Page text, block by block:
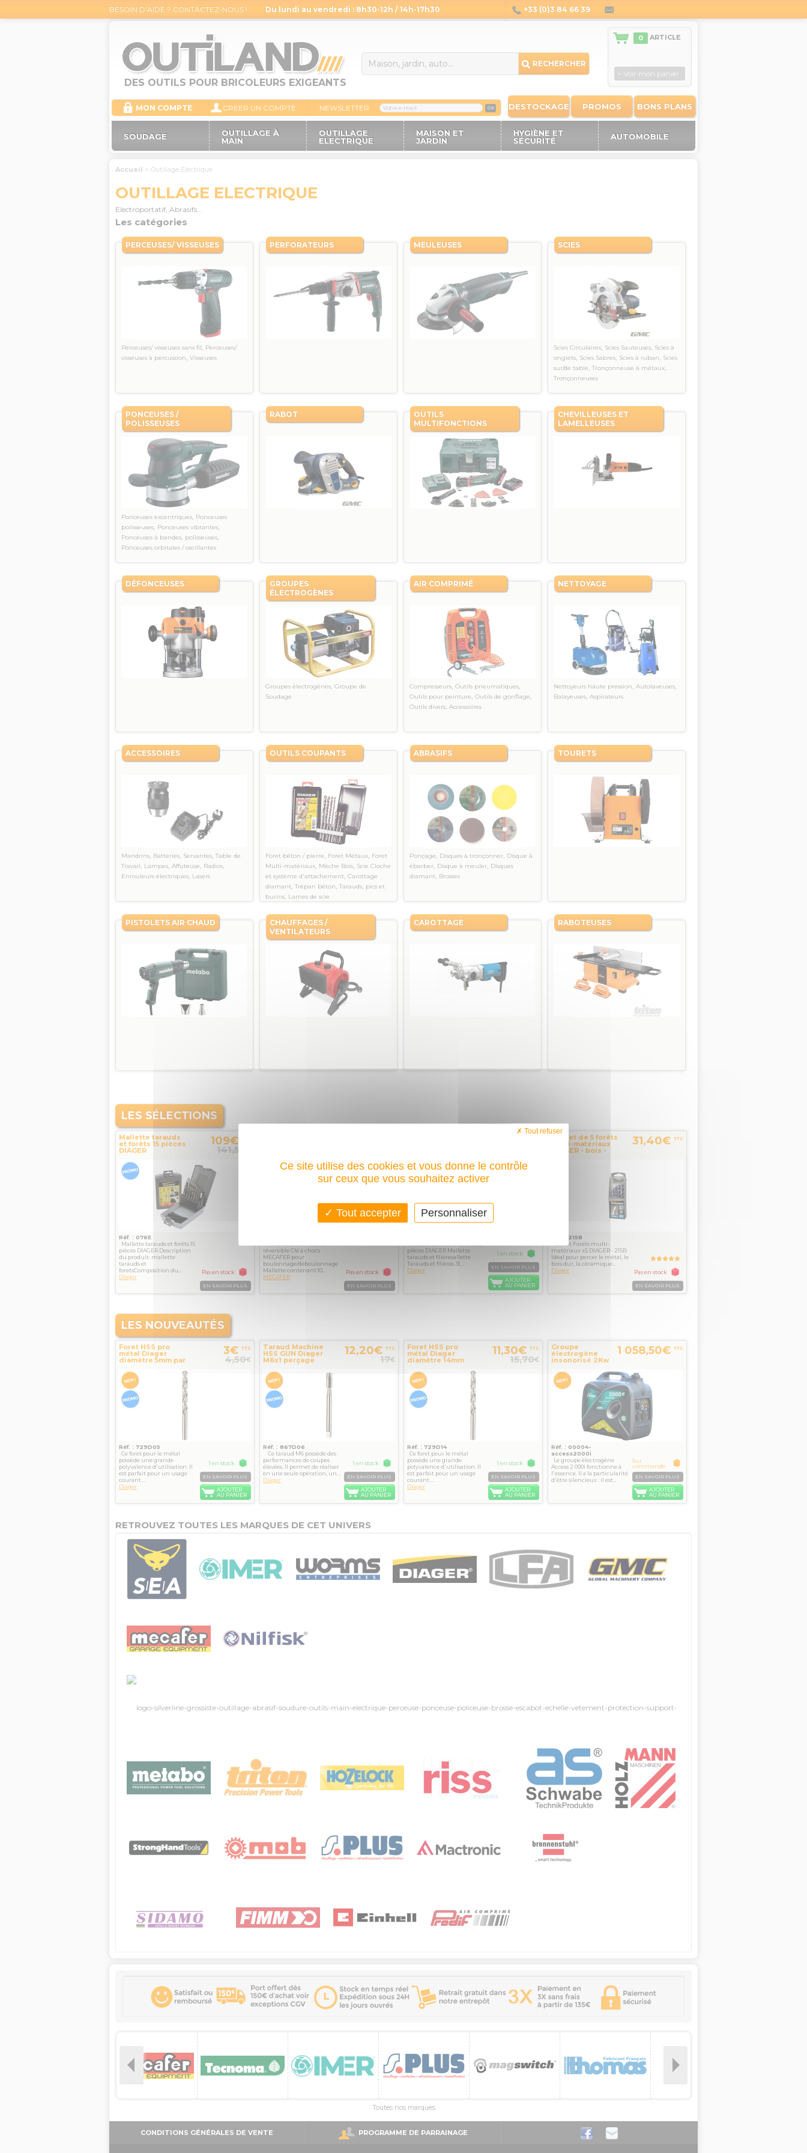
BESOIN D’AIDE ? CONTACTEZ-NOUS ! Du lundi au vendredi : 8h30-12h / 14h-17h30 +33 (0)3 84 66 39
DES OUTILS POUR BRICOLEURS EXIGEANTS
DESTOCKAGE PROMOS BONS PLANS
MON COMPTE CREER UN COMPTE NEWSLETTER OK
RECHERCHER
0 ARTICLE
> Voir mon panier
SOUDAGE
OUTILLAGE À
MAIN
OUTILLAGE
ELECTRIQUE
MAISON ET
JARDIN
HYGIÈNE ET
SÉCURITÉ
AUTOMOBILE
Accueil > Outillage Electrique
OUTILLAGE ELECTRIQUE
Electroportatif, Abrasifs...
Les catégories
PERCEUSES/ VISSEUSES
Perceuses/ visseuses sans fil, Perceuses/
visseuses à percussion, Visseuses
PERFORATEURS MEULEUSES SCIES
Scies Circulaires, Scies Sauteuses, Scies à
onglets, Scies Sabres, Scies à ruban, Scies
sur/de table, Tronçonneuse à métaux,
Tronçonneuses
PONCEUSES /
POLISSEUSES
Ponceuses excentriques, Ponceuses
polisseuses, Ponceuses vibrantes,
Ponceuses à bandes, polisseuses,
Ponceuses orbitales / oscillantes
RABOT
OUTILS
MULTIFONCTIONS
CHEVILLEUSES ET
LAMELLEUSES
DÉFONCEUSES
GROUPES
ÉLECTROGÈNES
Groupes électrogènes, Groupe de
Soudage
AIR COMPRIMÉ
Compresseurs, Outils pneumatiques,
Outils pour peinture, Outils de gonflage,
Outils divers, Accessoires
NETTOYAGE
Nettoyeurs haute pression, Autolaveuses,
Balayeuses, Aspirateurs
ACCESSOIRES
Mandrins, Batteries, Servantes, Table de
Travail, Lampes, Affuteuse, Radios,
Enrouleurs électriques, Lasers
OUTILS COUPANTS
Foret béton / pierre, Foret Métaux, Foret
Multi-matériaux, Mèche Bois, Scie Cloche
et système d'attachement, Carottage
diamant, Trépan béton, Tarauds, pics et
burins, Lames de scie
ABRASIFS
Ponçage, Disques à tronçonner, Disque à
ébarber, Disque à meuler, Disques
diamant, Brosses
TOURETS
PISTOLETS AIR CHAUD
CHAUFFAGES /
VENTILATEURS
CAROTTAGE RABOTEUSES
LES SÉLECTIONS
Mallette tarauds
et forêts 15 pièces
DIAGER
109€
141,50
Réf. : 076E
Mallette tarauds et forêts 15
pièces DIAGER Description
du produit: mallette
tarauds et
foretsComposition du...
Diager
Pas en stock
EN SAVOIR PLUS
réversible Clé à chocs
MECAFER pour
boulonnage/déboulonnage
Mallette contenant:10...
MECAFER
Pas en stock
EN SAVOIR PLUS
pièces DIAGER Mallette
tarauds et filièresallette
Tarauds et filières 31...
Diager
1 en stock
EN SAVOIR PLUS
AJOUTER
AU PANIER
Coffret de 5 forêts
multi-matériaux
DIAGER - bois -
31,40€ TTC
Réf. : 215B
Coffret Forets multi-
matériaux x5 DIAGER - 215B
Idéal pour percer le métal, le
bois dur, la céramique...
Diager
Pas en stock
EN SAVOIR PLUS
LES NOUVEAUTÉS
Foret HSS pro
métal Diager
diamètre 5mm par
3€ TTC
4,50€
Réf. : 729D05
Ce foret pour le métal
possède une grande
polyvalence d'utilisation. Il
est parfait pour un usage
courant....
Diager
1 en stock
EN SAVOIR PLUS
AJOUTER
AU PANIER
Taraud Machine
HSS GUN Diager
M6x1 perçage
12,20€ TTC
17€
Réf. : 867D06
Ce taraud M6 possède des
performances de coupes
élevées. Il permet de réaliser
en une seule opération, un...
Diager
1 en stock
EN SAVOIR PLUS
AJOUTER
AU PANIER
Foret HSS pro
métal Diager
diamètre 14mm
11,30€ TTC
15,70€
Réf. : 729D14
Ce foret pour le métal
possède une grande
polyvalence d'utilisation. Il
est parfait pour un usage
courant....
Diager
1 en stock
EN SAVOIR PLUS
AJOUTER
AU PANIER
Groupe
électrogène
insonorisé 2Kw
Access 2000i
WORMS
1 058,50€ TTC
Réf. : 00004-
access2000i
Le groupe électrogène
Access 2 000i fonctionne à
l'essence. Il a la particularité
d'être silencieux : il est...
Sur
commande
EN SAVOIR PLUS
AJOUTER
AU PANIER
RETROUVEZ TOUTES LES MARQUES DE CET UNIVERS
Toutes nos marques
CONDITIONS GÉNÉRALES DE VENTE PROGRAMME DE PARRAINAGE
Ce site utilise des cookies et vous donne le contrôle
sur ceux que vous souhaitez activer
Tout accepter
Tout refuser
Personnaliser